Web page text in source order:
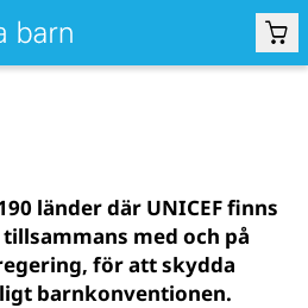
länder där UNICEF finns
med och på
för att skydda
barnkonventionen.